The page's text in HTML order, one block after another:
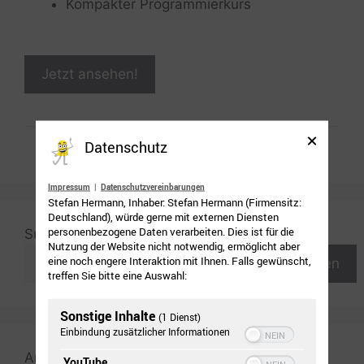
Kompakter Programmierkurs
Jetzt ansehen!
Suchen
Suchen
Anzeige
Datenschutz
Impressum | Datenschutzvereinbarungen
Stefan Hermann, Inhaber: Stefan Hermann (Firmensitz:
Deutschland), würde gerne mit externen Diensten
personenbezogene Daten verarbeiten. Dies ist für die
Nutzung der Website nicht notwendig, ermöglicht aber
eine noch engere Interaktion mit Ihnen. Falls gewünscht,
treffen Sie bitte eine Auswahl:
Sonstige Inhalte (1 Dienst)
Einbindung zusätzlicher Informationen